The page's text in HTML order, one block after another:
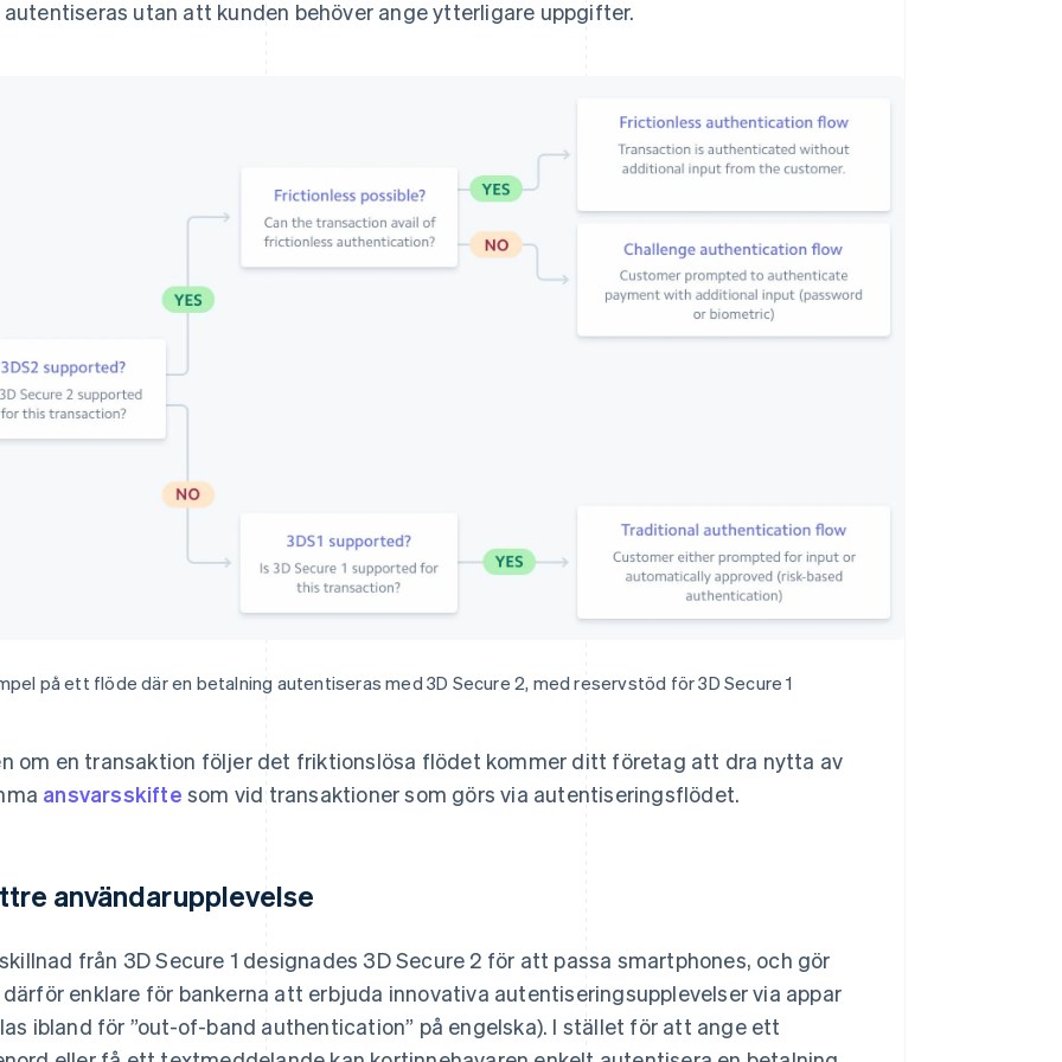
autentiseras utan att kunden behöver ange ytterligare uppgifter.
på ett flöde där en betalning autentiseras med 3D Secure 2, med reservstöd för 3D Secure 1
om en transaktion följer det friktionslösa flödet kommer ditt företag att dra nytta av
ansvarsskifte som vid transaktioner som görs via autentiseringsflödet.
användarupplevelse
från 3D Secure 1 designades 3D Secure 2 för att passa smartphones, och gör
enklare för bankerna att erbjuda innovativa autentiseringsupplevelser via appar
ibland för ”out-of-band authentication” på engelska). I stället för att ange ett